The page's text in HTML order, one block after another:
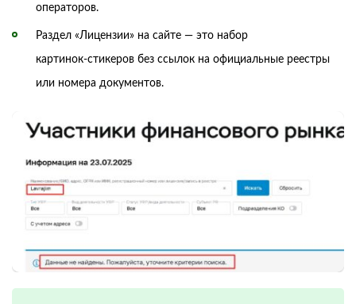
операторов.
Раздел «Лицензии» на сайте — это набор
картинок‑стикеров без ссылок на официальные реестры
или номера документов.